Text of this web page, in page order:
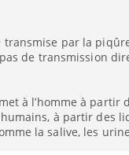
par la
de transmission
à l’homme à partir
à partir des
la salive, les